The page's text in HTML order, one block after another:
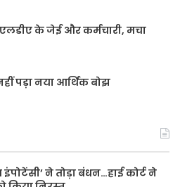
के जेई और कर्मचारी, मचा
पड़ा नया आर्थिक बोझ
इंपोटेंसी’ ने तोड़ा बंधन…हाई कोर्ट ने